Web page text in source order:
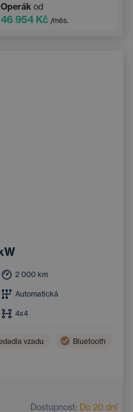
Operák od
46 954 Kč /měs.
2 000 km
Automatická
4x4
vzadu Bluetooth
Dostupnost: Do 20 dní